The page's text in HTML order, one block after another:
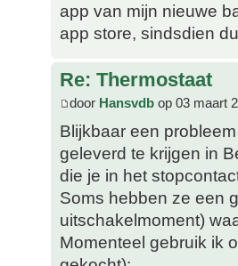
app van mijn nieuwe
app store, sindsdien
Re: Thermostaat
door Hansvdb op 03 maart
Blijkbaar een
geleverd te krijgen in
die je in het
Soms hebben ze een
uitschakelmoment)
Momenteel gebruik ik